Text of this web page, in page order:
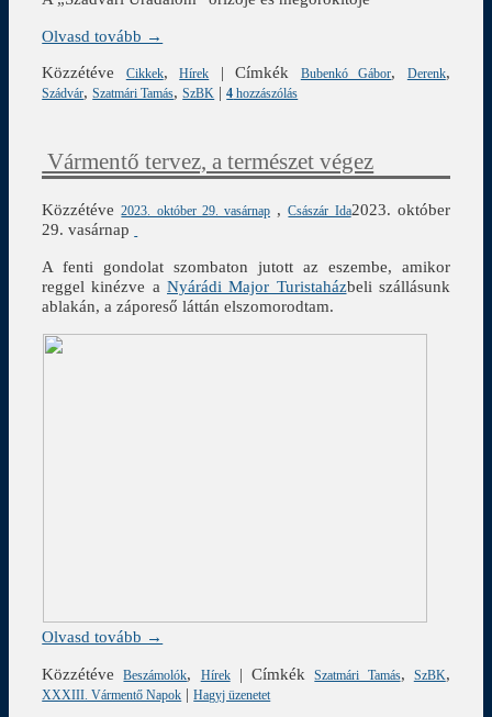
Olvasd tovább →
Közzétéve
Cikkek,Hírek |Címkék Bubenkó Gábor, Derenk,
Szádvár,Szatmári Tamás,SzBK |4 hozzászólás
Vármentő tervez, a természet végez
Közzétéve2023. október 29. vasárnap ,Császár Ida2023. október
29. vasárnap
A fenti gondolat szombaton jutott az eszembe, amikor
reggel kinézve a Nyárádi Major Turistaházbeli szállásunk
ablakán, a záporeső láttán elszomorodtam.
Olvasd tovább →
Közzétéve
Beszámolók, Hírek|Címkék Szatmári Tamás, SzBK,
XXXIII. Vármentő Napok |Hagyj üzenetet